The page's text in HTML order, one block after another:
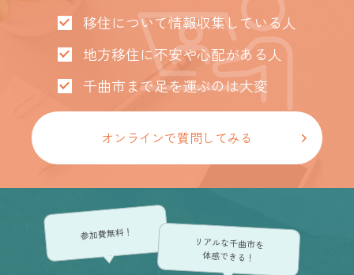
移住について情報収集している人
地方移住に不安や心配がある人
千曲市まで足を運ぶのは大変
オンラインで質問してみる
参加費無料！
リアルな千曲市を
体感できる！